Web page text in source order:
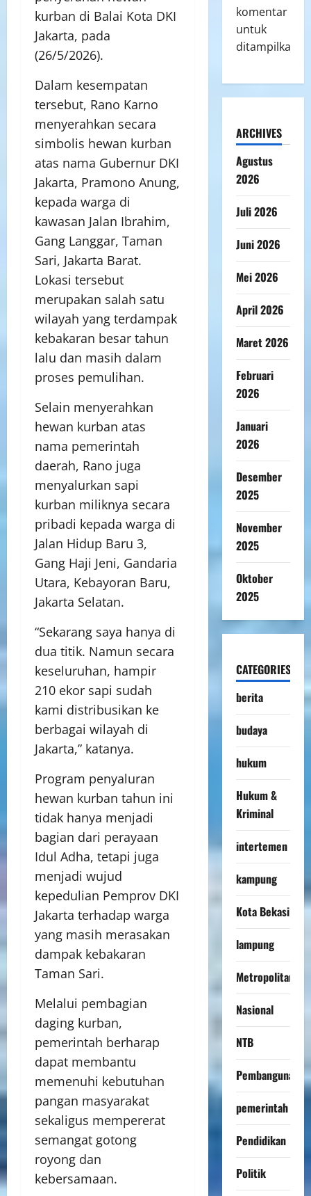
kurban di Balai Kota DKI
Jakarta, pada
(26/5/2026).
Dalam kesempatan
tersebut, Rano Karno
menyerahkan secara
simbolis hewan kurban
atas nama Gubernur DKI
Jakarta, Pramono Anung,
kepada warga di
kawasan Jalan Ibrahim,
Gang Langgar, Taman
Sari, Jakarta Barat.
Lokasi tersebut
merupakan salah satu
wilayah yang terdampak
kebakaran besar tahun
lalu dan masih dalam
proses pemulihan.
Selain menyerahkan
hewan kurban atas
nama pemerintah
daerah, Rano juga
menyalurkan sapi
kurban miliknya secara
pribadi kepada warga di
Jalan Hidup Baru 3,
Gang Haji Jeni, Gandaria
Utara, Kebayoran Baru,
Jakarta Selatan.
“Sekarang saya hanya di
dua titik. Namun secara
keseluruhan, hampir
210 ekor sapi sudah
kami distribusikan ke
berbagai wilayah di
Jakarta,” katanya.
Program penyaluran
hewan kurban tahun ini
tidak hanya menjadi
bagian dari perayaan
Idul Adha, tetapi juga
menjadi wujud
kepedulian Pemprov DKI
Jakarta terhadap warga
yang masih merasakan
dampak kebakaran
Taman Sari.
Melalui pembagian
daging kurban,
pemerintah berharap
dapat membantu
memenuhi kebutuhan
pangan masyarakat
sekaligus mempererat
semangat gotong
royong dan
kebersamaan.
komentar
untuk
ditampilkan.
ARCHIVES
Agustus
2026
Juli 2026
Juni 2026
Mei 2026
April 2026
Maret 2026
Februari
2026
Januari
2026
Desember
2025
November
2025
Oktober
2025
CATEGORIES
berita
budaya
hukum
Hukum &
Kriminal
intertemen
kampung
Kota Bekasi
lampung
Metropolitan
Nasional
NTB
Pembangunan
pemerintah
Pendidikan
Politik